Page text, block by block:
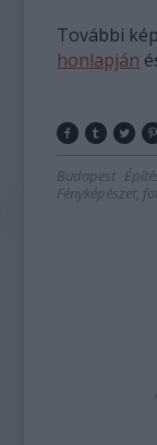
További
honlapján
Budapest
Fényképészet,